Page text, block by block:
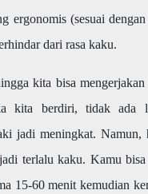
ergonomis (sesuai
dari rasa kaku.
kita bisa mengerjakan
kita berdiri, tidak ada
jadi meningkat. Namun,
terlalu kaku. Kamu bisa
15-60 menit kemudian